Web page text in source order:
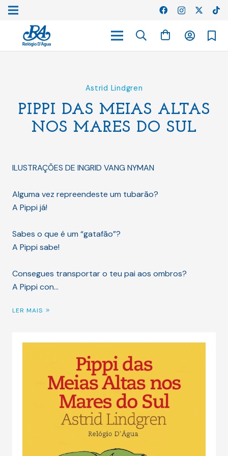
Astrid Lindgren
PIPPI DAS MEIAS ALTAS
NOS MARES DO SUL
ILUSTRAÇÕES DE INGRID VANG NYMAN
Alguma vez repreendeste um tubarão?
A Pippi já!
Sabes o que é um “gatafão”?
A Pippi sabe!
Consegues transportar o teu pai aos ombros?
A Pippi con…
LER MAIS